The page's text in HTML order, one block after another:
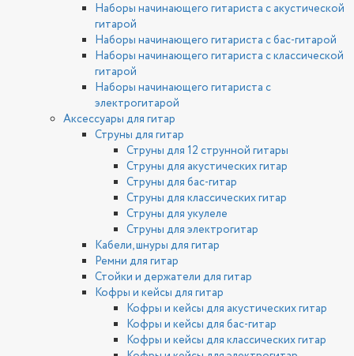
Наборы начинающего гитариста с акустической
гитарой
Наборы начинающего гитариста с бас-гитарой
Наборы начинающего гитариста с классической
гитарой
Наборы начинающего гитариста с
электрогитарой
Аксессуары для гитар
Струны для гитар
Струны для 12 струнной гитары
Струны для акустических гитар
Струны для бас-гитар
Струны для классических гитар
Струны для укулеле
Струны для электрогитар
Кабели, шнуры для гитар
Ремни для гитар
Стойки и держатели для гитар
Кофры и кейсы для гитар
Кофры и кейсы для акустических гитар
Кофры и кейсы для бас-гитар
Кофры и кейсы для классических гитар